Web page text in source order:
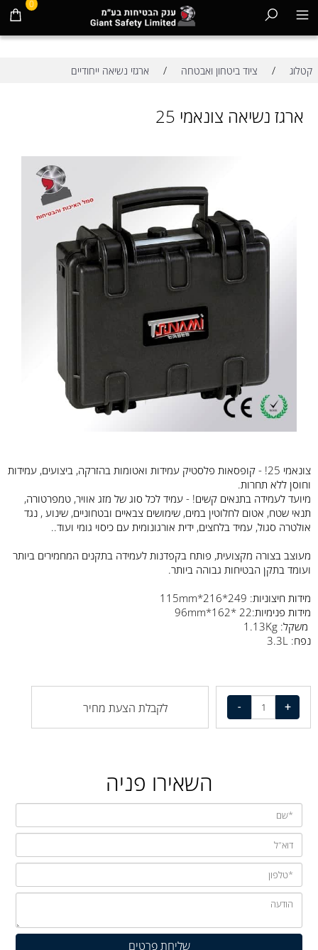
0
קטלוג / ציוד ביטחון ואבטחה / ארגזי נשיאה ייחודיים
ארגז נשיאה צונאמי 25
צונאמי 25! - קופסאות פלסטיק עמידות ואטומות בהזרקה, ביצועים, עמידות
וחוסן ללא תחרות.
מיועד לעמידה בתנאים קשים! - עמיד לכל סוג של מזג אוויר, טמפרטורה,
תנאי שטח, אטום לחלוטין במים, שימושים צבאיים ובטחוניים, שינוע , נגד
אולטרה סגול, עמיד בלחצים, ידית אורגונומית עם כיסוי גומי ועוד..
מעוצב בצורה מקצועית, פותח בקפדנות לעמידה בתקנים המחמירים ביותר
ועומד בתקן הבטיחות גבוהה ביותר.
מידות חיצוניות: 249*216*115mm
מידות פנימיות:22 *162*96mm
משקל: 1.13Kg
נפח: 3.3L
לקבלת הצעת מחיר
השאירו פניה